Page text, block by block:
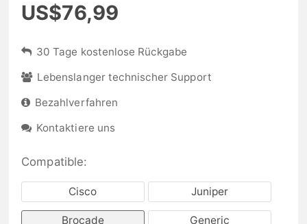
US$76,99
30 Tage kostenlose Rückgabe
Lebenslanger technischer Support
Bezahlverfahren
Kontaktiere uns
Compatible:
Cisco Juniper
Brocade Generic